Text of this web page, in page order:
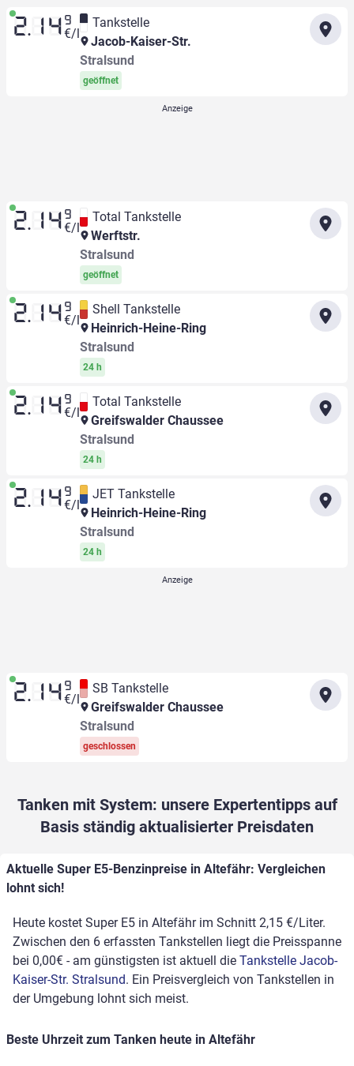
2.14 9
€/l
Tankstelle
Jacob-Kaiser-Str.
Stralsund
geöffnet
2.14 9
€/l
Total Tankstelle
Werftstr.
Stralsund
geöffnet
2.14 9
€/l
Shell Tankstelle
Heinrich-Heine-Ring
Stralsund
24 h
2.14 9
€/l
Total Tankstelle
Greifswalder Chaussee
Stralsund
24 h
2.14 9
€/l
JET Tankstelle
Heinrich-Heine-Ring
Stralsund
24 h
2.14 9
€/l
SB Tankstelle
Greifswalder Chaussee
Stralsund
geschlossen
Tanken mit System: unsere Expertentipps auf
Basis ständig aktualisierter Preisdaten
Aktuelle Super E5-Benzinpreise in Altefähr: Vergleichen
lohnt sich!
Heute kostet Super E5 in Altefähr im Schnitt 2,15 €/Liter.
Zwischen den 6 erfassten Tankstellen liegt die Preisspanne
bei 0,00€ - am günstigsten ist aktuell die Tankstelle Jacob-
Kaiser-Str. Stralsund. Ein Preisvergleich von Tankstellen in
der Umgebung lohnt sich meist.
Beste Uhrzeit zum Tanken heute in Altefähr